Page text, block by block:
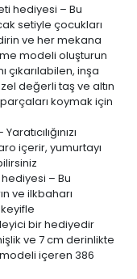
hediyesi – Bu
setiyle çocukları
ve her mekana
modeli oluşturun
çıkarılabilen, inşa
değerli taş ve altın
koymak için
içerir, yumurtayı
– Bu
ve ilkbaharı
bir hediyedir
ve 7 cm derinlikte
içeren 386